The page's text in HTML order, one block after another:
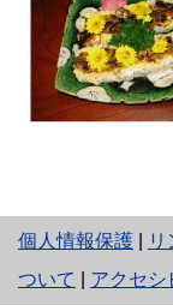
個人情報保護
と
り
ついて
アクセシ